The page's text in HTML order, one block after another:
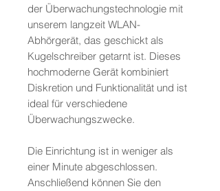
der Überwachungstechnologie mit
unserem langzeit WLAN-
Abhörgerät, das geschickt als
Kugelschreiber getarnt ist. Dieses
hochmoderne Gerät kombiniert
Diskretion und Funktionalität und ist
ideal für verschiedene
Überwachungszwecke.
Die Einrichtung ist in weniger als
einer Minute abgeschlossen.
Anschließend können Sie den